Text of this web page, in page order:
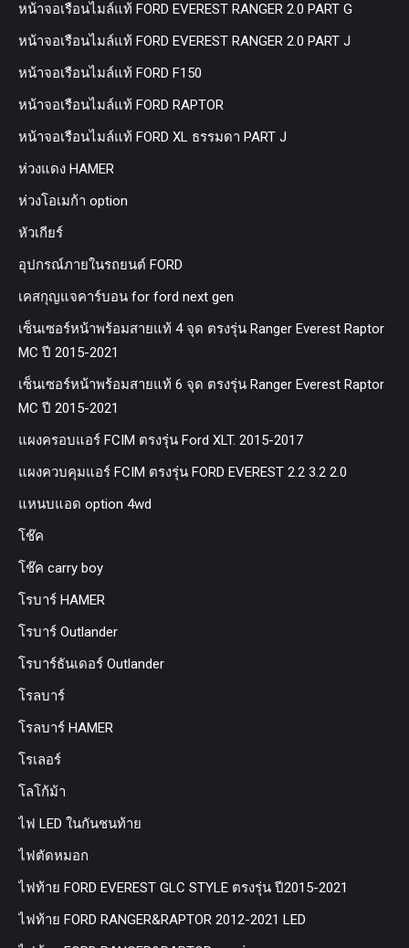
หน้าจอเรือนไมล์แท้ FORD EVEREST RANGER 2.0 PART G
หน้าจอเรือนไมล์แท้ FORD EVEREST RANGER 2.0 PART J
หน้าจอเรือนไมล์แท้ FORD F150
หน้าจอเรือนไมล์แท้ FORD RAPTOR
หน้าจอเรือนไมล์แท้ FORD XL ธรรมดา PART J
ห่วงแดง HAMER
ห่วงโอเมก้า option
หัวเกียร์
อุปกรณ์ภายในรถยนต์ FORD
เคสกุญแจคาร์บอน for ford next gen
เซ็นเซอร์หน้าพร้อมสายแท้ 4 จุด ตรงรุ่น Ranger Everest Raptor
MC ปี 2015-2021
เซ็นเซอร์หน้าพร้อมสายแท้ 6 จุด ตรงรุ่น Ranger Everest Raptor
MC ปี 2015-2021
แผงครอบแอร์ FCIM ตรงรุ่น Ford XLT. 2015-2017
แผงควบคุมแอร์ FCIM ตรงรุ่น FORD EVEREST 2.2 3.2 2.0
แหนบแอด option 4wd
โช๊ค
โช๊ค carry boy
โรบาร์ HAMER
โรบาร์ Outlander
โรบาร์ธันเดอร์ Outlander
โรลบาร์
โรลบาร์ HAMER
โรเลอร์
โลโก้ม้า
ไฟ LED ในกันชนท้าย
ไฟตัดหมอก
ไฟท้าย FORD EVEREST GLC STYLE ตรงรุ่น ปี2015-2021
ไฟท้าย FORD RANGER&RAPTOR 2012-2021 LED